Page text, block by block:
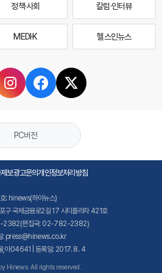
정책·사회 칼럼·인터뷰
MEDI·K 헬스인뉴스
PC버전
보광고문의개인정보처리방침
: hinews(하이뉴스)
구 국제금융로2길 17 시티플라자 421호
2382(편집국: 02-782-2382)
: press@hinews.co.kr
,아04641 | 등록일: 2017. 8. 4
Hinews. All rights reserved.